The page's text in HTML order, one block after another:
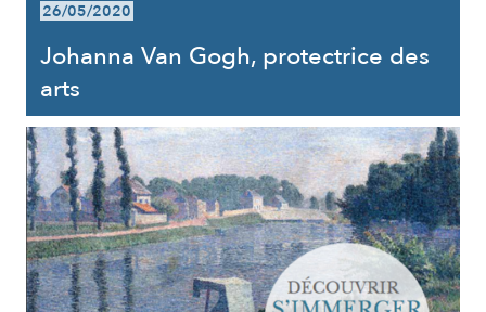
26/05/2020
Johanna Van Gogh, protectrice des
arts